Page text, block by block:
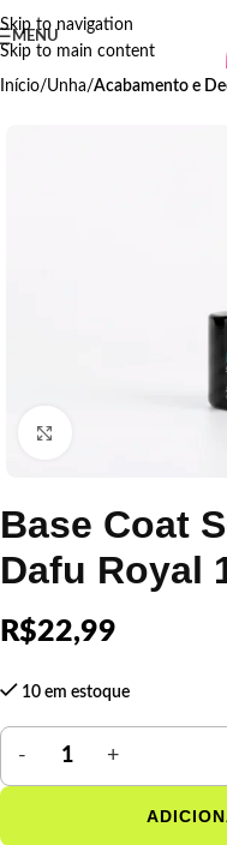
Skip to navigation
Skip to main content
MENU
Início Unha Acabamento e
Base Coat
Dafu Royal
R$22,99
10 em estoque